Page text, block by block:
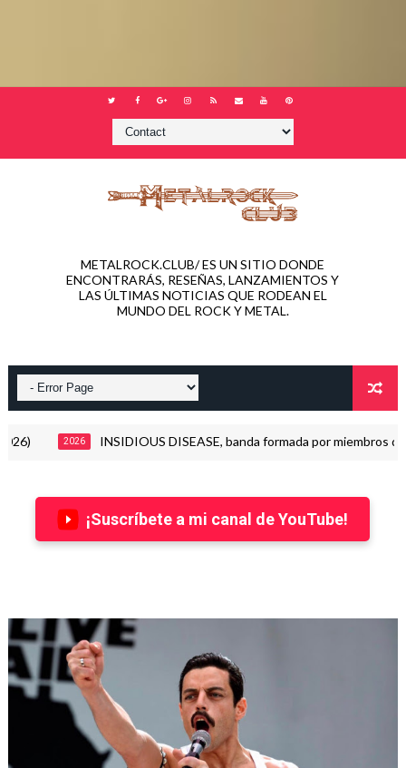
METALROCK.CLUB/ ES UN SITIO DONDE
ENCONTRARÁS, RESEÑAS, LANZAMIENTOS Y
LAS ÚLTIMAS NOTICIAS QUE RODEAN EL
MUNDO DEL ROCK Y METAL.
INSIDIOUS DISEASE, banda formada por miembros de
¡Suscríbete a mi canal de YouTube!